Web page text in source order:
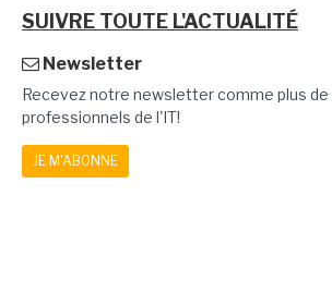
SUIVRE TOUTE L'ACTUALITÉ
Newsletter
Recevez notre newsletter comme plus
professionnels de l'IT!
JE M'ABONNE